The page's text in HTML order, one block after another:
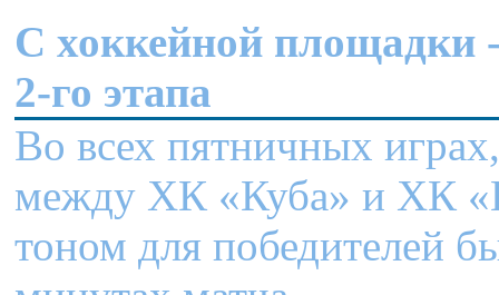
C хоккейной площадки
2-го этапа
Во всех пятничных
между ХК «Куба» и ХК
тоном для победителей